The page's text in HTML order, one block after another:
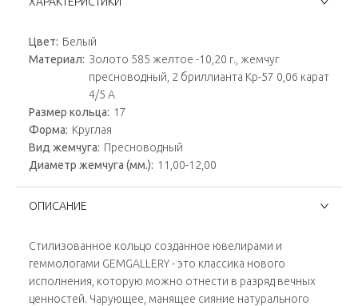
Цвет: Белый
Материал: Золото 585 желтое -10,20 г., жемчуг
пресноводный, 2 бриллианта Кр-57 0,06 карат
4/5 А
Размер кольца: 17
Форма: Круглая
Вид жемчуга: Пресноводный
Диаметр жемчуга (мм.): 11,00-12,00
ОПИСАНИЕ
Стилизованное кольцо созданное ювелирами и
геммологами GEMGALLERY - это классика нового
исполнения, которую можно отнести в разряд вечных
ценностей. Чарующее, манящее сияние натурального